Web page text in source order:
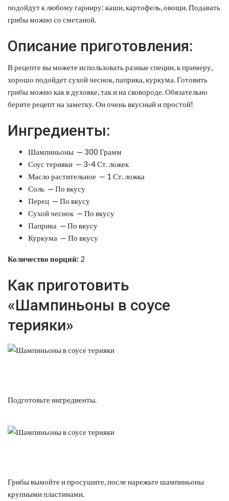
подойдут к любому гарниру: каши, картофель, овощи. Подавать
грибы можно со сметаной.
Описание приготовления:
В рецепте вы можете использовать разные специи, к примеру,
хорошо подойдет сухой чеснок, паприка, куркума. Готовить
грибы можно как в духовке, так и на сковороде. Обязательно
берите рецепт на заметку. Он очень вкусный и простой!
Ингредиенты:
Шампиньоны — 300 Грамм
Соус терияки — 3-4 Ст. ложек
Масло растительное — 1 Ст. ложка
Соль — По вкусу
Перец — По вкусу
Сухой чеснок — По вкусу
Паприка — По вкусу
Куркума — По вкусу
Количество порций: 2
Как приготовить
«Шампиньоны в соусе
терияки»
Подготовьте ингредиенты.
Грибы вымойте и просушите, после нарежьте шампиньоны
крупными пластинами.